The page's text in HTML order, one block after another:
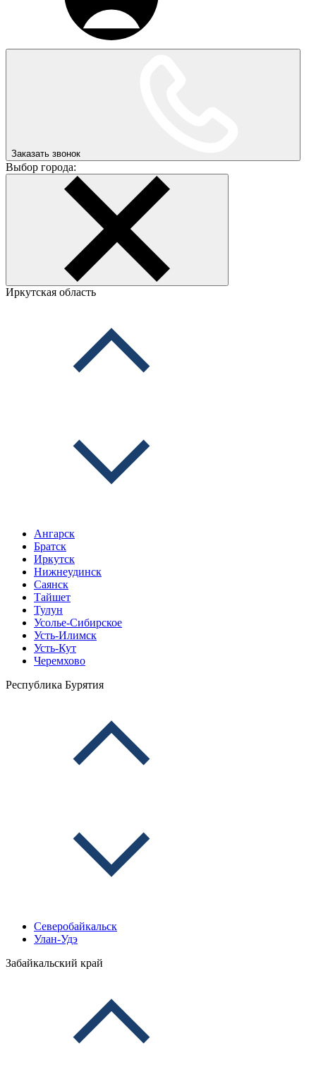
Заказать звонок
Выбор города:
Иркутская область
Ангарск
Братск
Иркутск
Нижнеудинск
Саянск
Тайшет
Тулун
Усолье-Сибирское
Усть-Илимск
Усть-Кут
Черемхово
Республика Бурятия
Северобайкальск
Улан-Удэ
Забайкальский край